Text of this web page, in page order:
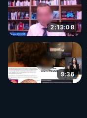
2:13:08
9:36